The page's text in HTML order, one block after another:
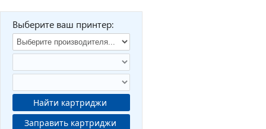
Выберите ваш принтер:
Найти картриджи
Заправить картриджи